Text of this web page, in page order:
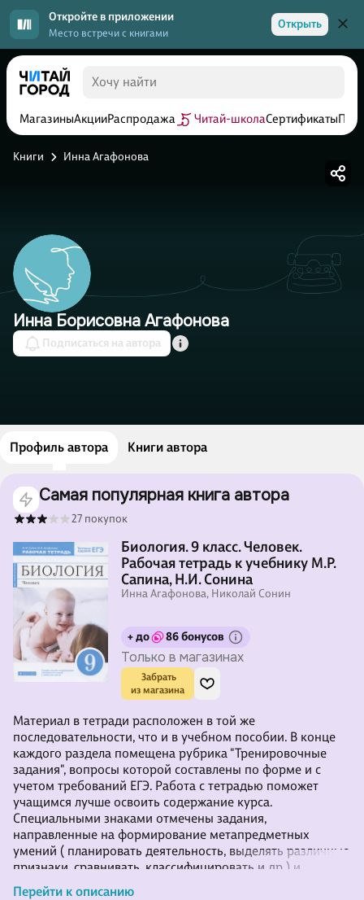
Откройте в приложении
Место встречи с книгами
Открыть
МагазиныАкцииРаспродажа Читай-школаСертификаты
Книги Инна Агафонова
Инна Борисовна Агафонова
Подписаться на автора
Профиль автора Книги автора
Самая популярная книга автора
27 покупок
Биология. 9 класс. Человек.
Рабочая тетрадь к учебнику М.Р.
Сапина, Н.И. Сонина
Инна Агафонова, Николай Сонин
+ до 86 бонусов
Только в магазинах
Забрать
из магазина
Материал в тетради расположен в той же
последовательности, что и в учебном пособии. В конце
каждого раздела помещена рубрика "Тренировочные
задания", вопросы которой составлены по форме и с
учетом требований ЕГЭ. Работа с тетрадью поможет
учащимся лучше освоить содержание курса.
Специальными знаками отмечены задания,
направленные на формирование метапредметных
умений ( планировать деятельность, выделять различные
признаки, сравнивать, классифицировать и др.) и
личностных качеств ученика.
Перейти к описанию